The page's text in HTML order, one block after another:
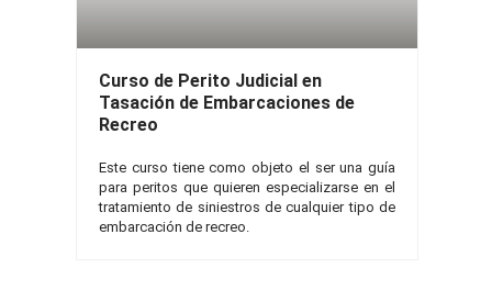
Curso de Perito Judicial en
Tasación de Embarcaciones de
Recreo
Este curso tiene como objeto el ser una guía
para peritos que quieren especializarse en el
tratamiento de siniestros de cualquier tipo de
embarcación de recreo.